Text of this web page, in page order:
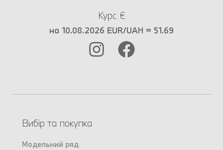
Курс €
на 10.08.2026 EUR/UAH = 51.69
Вибір та покупка
Модельний ряд